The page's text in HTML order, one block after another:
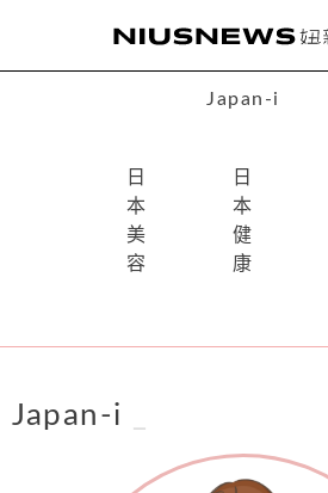
愛醬推日本_
Japan-i
日
本
美
容
日
本
健
康
Japan-i